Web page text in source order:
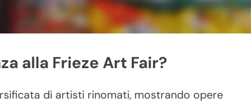
alla Frieze Art Fair?
di artisti rinomati, mostrando opere